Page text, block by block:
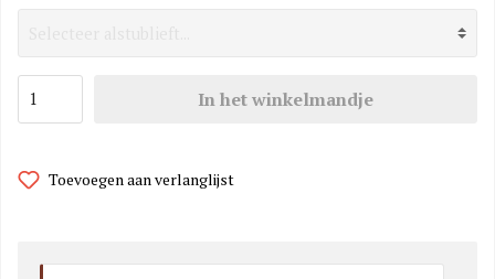
In het winkelmandje
Toevoegen aan verlanglijst